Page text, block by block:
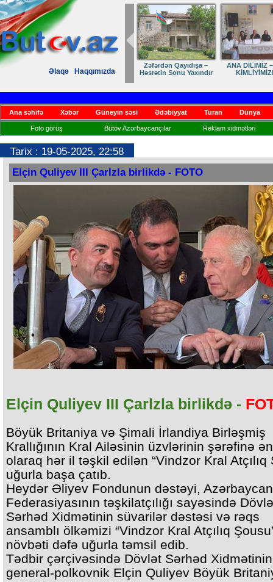
Əlaqə Haqqımızda
Zəfərdən Qayıdışa –
Həsrətin Sonu Yaxındır
ANA DİLİMİZ
Ana səhifə Xəbər Güneyin səsi Ədəbiyyat Turan Dünya
Foto görüş Bütöv Azərbaycançılar Reklam xidmətləri
Tarix : 19-05-2025, 22:58
Elçin Quliyev III Çarlzla birlikdə - FOTO
Elçin Quliyev III Çarlzla birlikdə -
Böyük Britaniya və Şimali İrlandiya Birləşmiş
Krallığının Kral Ailəsinin üzvlərinin şərəfinə
olaraq hər il təşkil edilən “Vindzor Kral Atçılıq
uğurla başa çatıb.
Heydər Əliyev Fondunun dəstəyi, Azərbaycan
Federasiyasının təşkilatçılığı sayəsində
Sərhəd Xidmətinin süvarilər dəstəsi və rəqs
ansamblı ölkəmizi “Vindzor Kral Atçılıq
növbəti dəfə uğurla təmsil edib.
Tədbir çərçivəsində Dövlət Sərhəd
general-polkovnik Elçin Quliyev Böyük